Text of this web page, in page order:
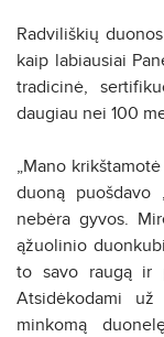
Radviliškių
kaip labiausiai
tradicinė,
daugiau nei 100
„Mano
duoną puošdavo
nebėra gyvos.
ąžuolinio
to savo raugą ir
Atsidėkodami
minkomą